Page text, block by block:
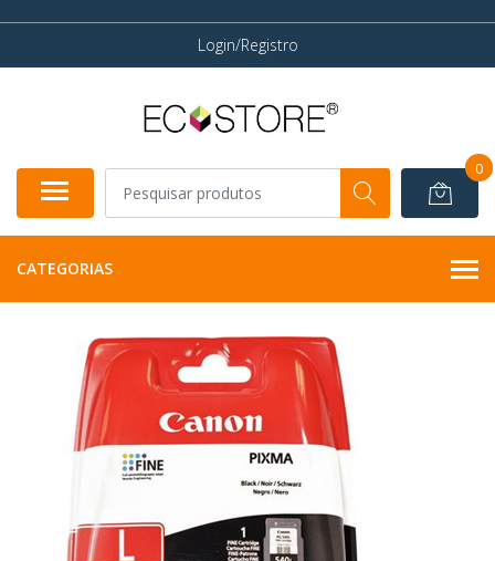
Login/Registro
0
CATEGORIAS